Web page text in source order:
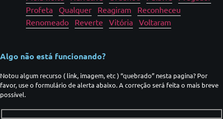
Profeta
Qualquer Reagiram
Reconheceu
Renomeado
Reverte Vitória Voltaram
Algo não está funcionando?
Notou algum recurso ( link, imagem, etc ) “quebrado” nesta pagina? Por
favor, use o formulário de alerta abaixo. A correção será feita o mais breve
possível.